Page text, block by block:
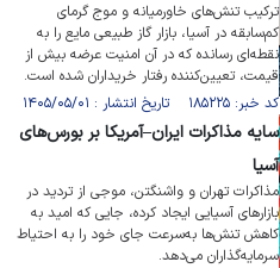
ترکیب تنش‌های خاورمیانه و موج گرمای
کم‌سابقه در آسیا، بازار گاز طبیعی مایع را به
نقطه‌ای رسانده که در آن امنیت عرضه بیش از
قیمت، تعیین‌کننده رفتار خریداران شده است.
کد خبر: ۱۸۵۲۲۵ تاریخ انتشار : ۱۴۰۵/۰۵/۰۱
سایه مذاکرات ایران–آمریکا بر بورس‌های
آسیا
مذاکرات تهران و واشنگتن، موجی از تردید در
بازار‌های آسیایی ایجاد کرده، جایی که امید به
کاهش تنش‌ها به‌سرعت جای خود را به احتیاط
سرمایه‌گذاران می‌دهد.